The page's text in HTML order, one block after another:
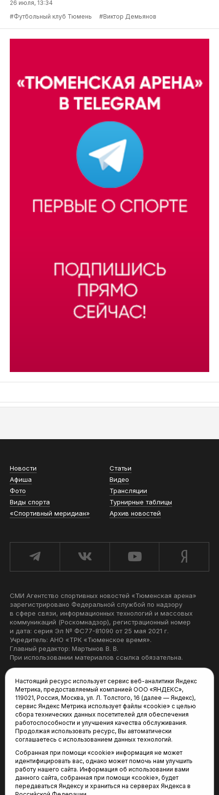
26 июля, 13:34
#Футбольный клуб Тюмень
#Виктор Демьянов
Новости
Статьи
Афиша
Видео
Фото
Трансляции
Виды спорта
Турнирные таблицы
«Спортивный меридиан»
Архив новостей
СМИ Агентство спортивных новостей «Тюменская арена»
зарегистрировано Федеральной службой по надзору
в сфере связи, информационных технологий и массовых
коммуникаций (Роскомнадзор), регистрационный номер
и дата: серия Эл № ФС77-81090 от 25 мая 2021 г.
Учредитель: АНО «ТРК «Тюменское время».
Главный редактор: Мартынов В. В.
При использовании материалов ссылка обязательна.
Редакция:
625035, Тюмень, пр. Геологоразведчиков, 28А
(3452) 68-22-28
tum-arena@mail.ru
Отдел продаж:
(3452) 68-89-78
kotovaev@sibinformburo.ru
Настоящий ресурс использует сервис веб-аналитики Яндекс
Метрика, предоставляемый компанией ООО «ЯНДЕКС»,
119021, Россия, Москва, ул. Л. Толстого, 16 (далее — Яндекс),
сервис Яндекс Метрика использует файлы «cookie» с целью
сбора технических данных посетителей для обеспечения
работоспособности и улучшения качества обслуживания.
Продолжая использовать ресурс, Вы автоматически
соглашаетесь с использованием данных технологий.
Собранная при помощи «cookie» информация не может
идентифицировать вас, однако может помочь нам улучшить
работу нашего сайта. Информация об использовании вами
данного сайта, собранная при помощи «cookie», будет
передаваться Яндексу и храниться на серверах Яндекса в